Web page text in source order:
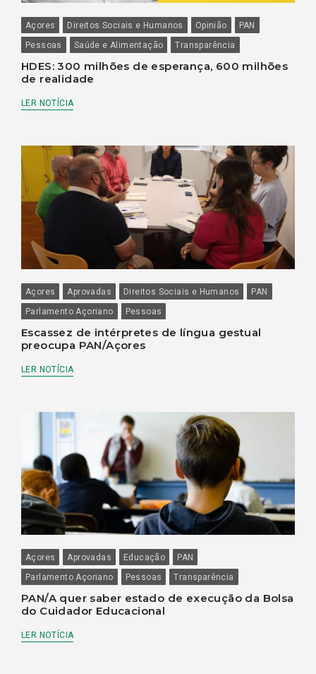
Açores Direitos Sociais e Humanos Opinião
PAN
Pessoas
Saúde e Alimentação Transparência
HDES: 300 milhões de esperança, 600 milhões
de realidade
LER NOTÍCIA
Açores Aprovadas Direitos Sociais e Humanos
PAN
Parlamento Açoriano
Pessoas
Escassez de intérpretes de língua gestual
preocupa PAN/Açores
LER NOTÍCIA
Açores Aprovadas Educação
PAN
Parlamento Açoriano
Pessoas Transparência
PAN/A quer saber estado de execução da Bolsa
do Cuidador Educacional
LER NOTÍCIA